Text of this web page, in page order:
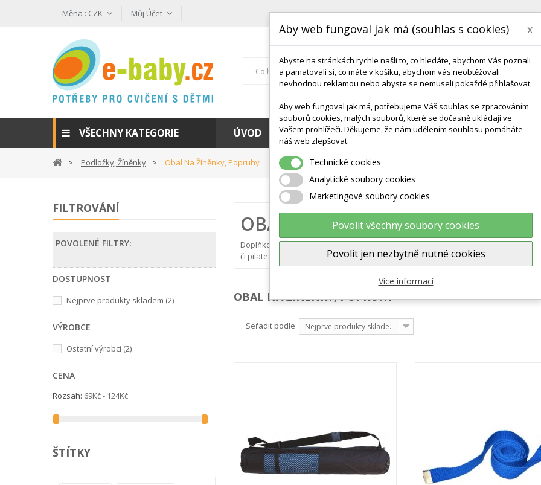
Měna : CZK Můj Účet
VŠECHNY KATEGORIE ÚVOD KONTAKT DODÁNÍ A TERMÍNY CZ & SK
Podložky, Žíněnky Obal Na Žíněnky, Popruhy
FILTROVÁNÍ
POVOLENÉ FILTRY:
DOSTUPNOST
Nejprve produkty skladem (2)
VÝROBCE
Ostatní výrobci (2)
CENA
Rozsah: 69Kč - 124Kč
ŠTÍTKY
OBAL NA ŽÍNĚNKY, POPRUHY
Doplňkový sortiment k žíněnkám - zejména obaly na jóga podložky, které
či pilates. V nabídce máme také pásky na cvičení a jiné drobnosti.
OBAL NA ŽÍNĚNKY, POPRUHY
Seřadit podle Nejprve produkty skladem
Aby web fungoval jak má (souhlas s cookies) x
Abyste na stránkách rychle našli to, co hledáte, abychom Vás poznali
a pamatovali si, co máte v košíku, abychom vás neobtěžovali
nevhodnou reklamou nebo abyste se nemuseli pokaždé přihlašovat.
Aby web fungoval jak má, potřebujeme Váš souhlas se zpracováním
souborů cookies, malých souborů, které se dočasně ukládají ve
Vašem prohlížeči. Děkujeme, že nám udělením souhlasu pomáháte
náš web zlepšovat.
Technické cookies
Analytické soubory cookies
Marketingové soubory cookies
Povolit všechny soubory cookies
Povolit jen nezbytně nutné cookies
Více informací